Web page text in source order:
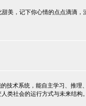
美，记下你心情的点点滴滴，
技术系统，能自主学习、推
类社会的运行方式与未来结构